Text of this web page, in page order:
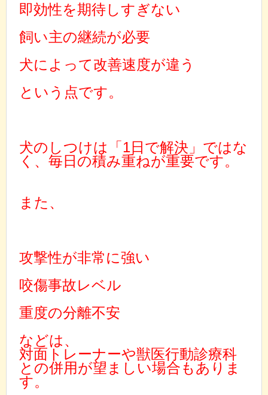
即効性を期待しすぎない
飼い主の継続が必要
犬によって改善速度が違う
という点です。
犬のしつけは「1日で解決」ではな
く、毎日の積み重ねが重要です。
また、
攻撃性が非常に強い
咬傷事故レベル
重度の分離不安
などは、
対面トレーナーや獣医行動診療科
との併用が望ましい場合もありま
す。